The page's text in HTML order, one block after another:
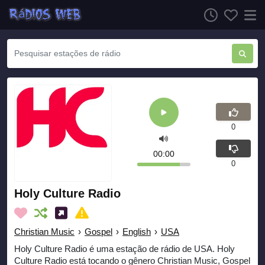
Holy Culture Radio
Christian Music › Gospel › English › USA
Holy Culture Radio é uma estação de rádio de USA. Holy
Culture Radio está tocando o gênero Christian Music, Gospel
00:00
0
0